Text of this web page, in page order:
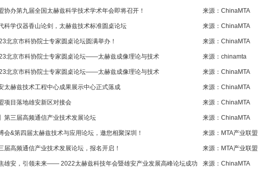
协办第九届全国太赫兹科学技术学术年会即将召开！ 来源：ChinaMTA
科学仪器香山论剑，太赫兹技术标准圆桌论坛 来源：ChinaMTA
北京市科协院士专家圆桌论坛圆满举办！ 来源：ChinaMTA
北京市科协院士专家圆桌论坛——太赫兹成像理论与技术 来源：chinamta
北京市科协院士专家圆桌论坛——太赫兹成像理论与技术 来源：ChinaMTA
太赫兹技术工程中心成果展示中心正式落成 来源：ChinaMTA
项目落地雄安新区对接会 来源：ChinaMTA
第三届高频通信产业技术发展论坛 来源：ChinaMTA
会&第四届太赫兹技术与应用论坛，邀您相聚深圳！ 来源：MTA产业联盟
届高频通信产业技术发展论坛，报名开启！ 来源：MTA产业联盟
雄安，引领未来—— 2022太赫兹科技年会暨雄安产业发展高峰论坛成功 来源：ChinaMTA